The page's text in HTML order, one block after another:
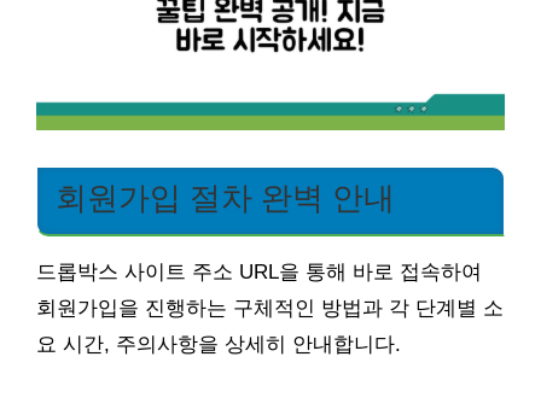
회원가입 절차 완벽 안내
드롭박스 사이트 주소 URL을 통해 바로 접속하여
회원가입을 진행하는 구체적인 방법과 각 단계별 소
요 시간, 주의사항을 상세히 안내합니다.